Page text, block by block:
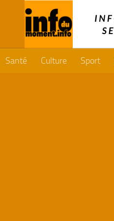
Santé Culture Sport